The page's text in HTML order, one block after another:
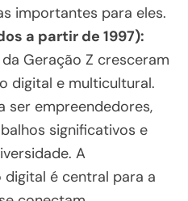
importantes para eles.
a partir de 1997):
Geração Z cresceram
digital e multicultural.
ser empreendedores,
significativos e
A
digital é central para a